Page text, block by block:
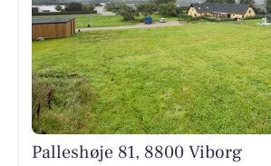
Palleshøje 81, 8800 Viborg